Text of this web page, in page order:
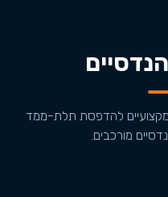
להדפסת תלת-ממד
מורכבים.